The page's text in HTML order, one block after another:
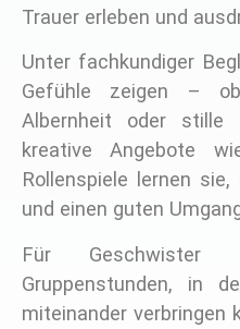
Trauer erleben und
Unter fachkundiger
Gefühle zeigen –
Albernheit oder stille
kreative Angebote
Rollenspiele lernen
und einen guten
Für Geschwister
Gruppenstunden, in
miteinander verbringen